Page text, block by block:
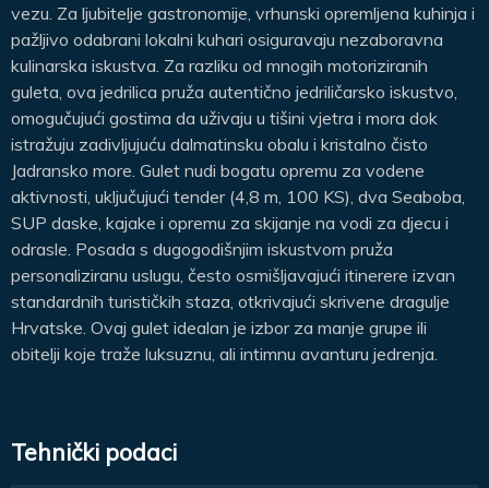
vezu. Za ljubitelje gastronomije, vrhunski opremljena kuhinja i
pažljivo odabrani lokalni kuhari osiguravaju nezaboravna
kulinarska iskustva. Za razliku od mnogih motoriziranih
guleta, ova jedrilica pruža autentično jedriličarsko iskustvo,
omogučujući gostima da uživaju u tišini vjetra i mora dok
istražuju zadivljujuću dalmatinsku obalu i kristalno čisto
Jadransko more. Gulet nudi bogatu opremu za vodene
aktivnosti, uključujući tender (4,8 m, 100 KS), dva Seaboba,
SUP daske, kajake i opremu za skijanje na vodi za djecu i
odrasle. Posada s dugogodišnjim iskustvom pruža
personaliziranu uslugu, često osmišljavajući itinerere izvan
standardnih turističkih staza, otkrivajući skrivene dragulje
Hrvatske. Ovaj gulet idealan je izbor za manje grupe ili
obitelji koje traže luksuznu, ali intimnu avanturu jedrenja.
Tehnički podaci